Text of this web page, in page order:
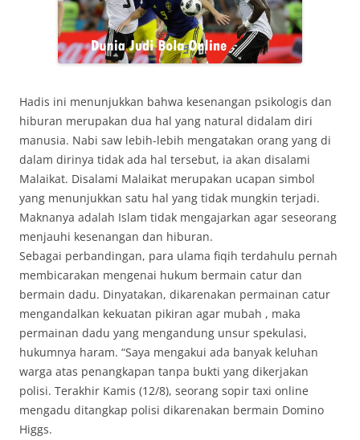
Hadis ini menunjukkan bahwa kesenangan psikologis dan
hiburan merupakan dua hal yang natural didalam diri
manusia. Nabi saw lebih-lebih mengatakan orang yang di
dalam dirinya tidak ada hal tersebut, ia akan disalami
Malaikat. Disalami Malaikat merupakan ucapan simbol
yang menunjukkan satu hal yang tidak mungkin terjadi.
Maknanya adalah Islam tidak mengajarkan agar seseorang
menjauhi kesenangan dan hiburan.
Sebagai perbandingan, para ulama fiqih terdahulu pernah
membicarakan mengenai hukum bermain catur dan
bermain dadu. Dinyatakan, dikarenakan permainan catur
mengandalkan kekuatan pikiran agar mubah , maka
permainan dadu yang mengandung unsur spekulasi,
hukumnya haram. “Saya mengakui ada banyak keluhan
warga atas penangkapan tanpa bukti yang dikerjakan
polisi. Terakhir Kamis (12/8), seorang sopir taxi online
mengadu ditangkap polisi dikarenakan bermain Domino
Higgs.